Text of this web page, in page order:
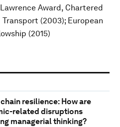
Award, Chartered
(2003); European
(2015)
resilience: How are
related disruptions
managerial thinking?